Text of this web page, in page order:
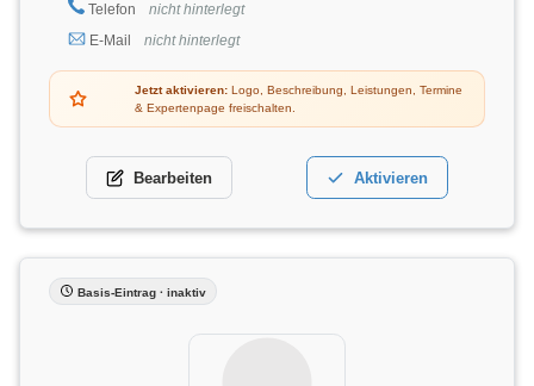
Telefon
nicht hinterlegt
E-Mail
nicht hinterlegt
Jetzt aktivieren: Logo, Beschreibung, Leistungen, Termine
& Expertenpage freischalten.
Bearbeiten Aktivieren
Basis-Eintrag · inaktiv